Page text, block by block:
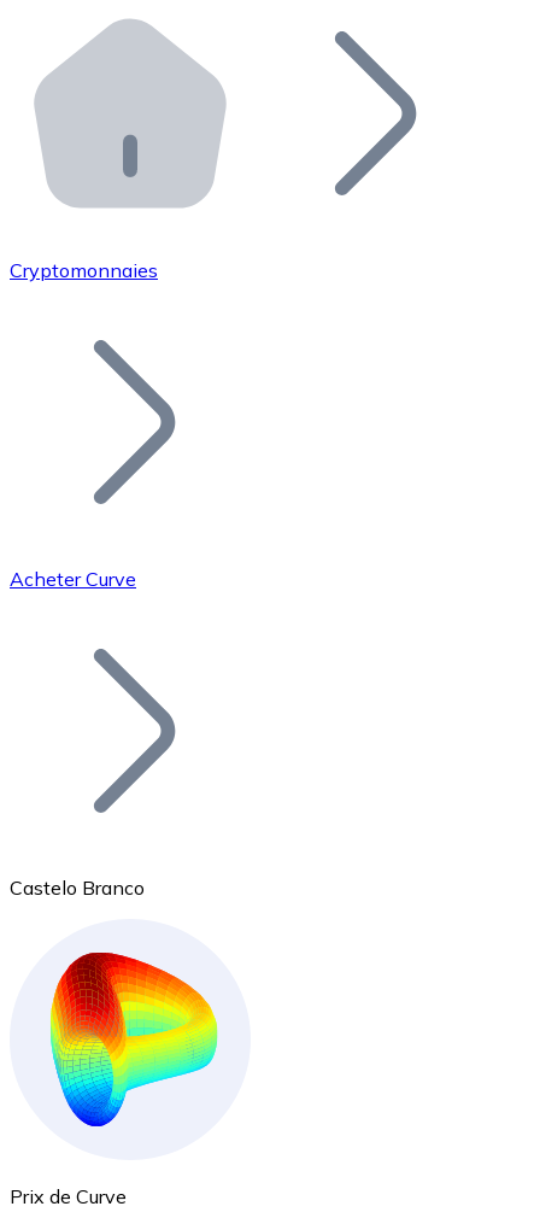
Distributeurs automatiques Bitnovo
Intégrez un ATM Bitnovo dans votre entreprise et
API Bitnovo
Intégrez notre API dans votre écosystème.
Rejoignez notre réseau de distributeurs et
Ajoutez le token de votre projet à notre service
Bitcoin
Ethereum
ETH
Cryptomonnaies
Acheter Curve
Castelo Branco
Prix de Curve